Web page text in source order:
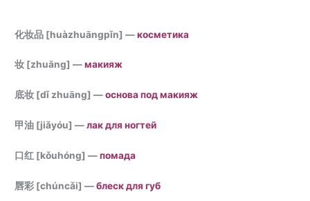
化妆品 [huàzhuāngpǐn] —косметика
妆 [zhuāng] —макияж
底妆 [dǐ zhuāng] —основа под макияж
甲油 [jiǎyóu] —лак для ногтей
口红 [kǒuhóng] —помада
唇彩 [chúncǎi] —блеск для губ